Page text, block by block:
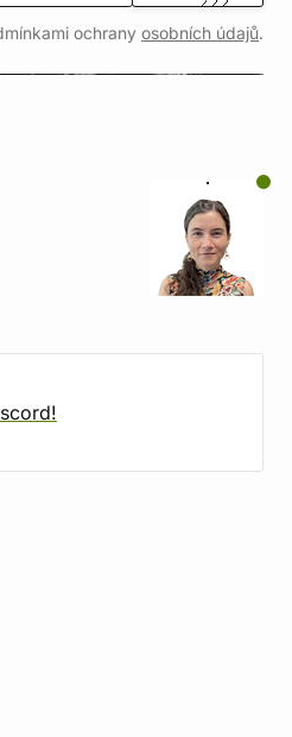
ochrany osobních údajů.